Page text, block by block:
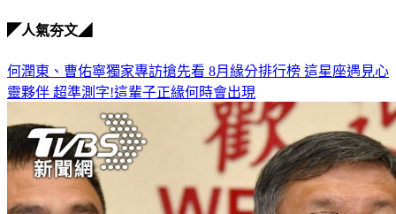
◤人氣夯文◢
何潤東、曹佑寧獨家專訪搶先看 8月緣分排行榜 這星座遇見心
靈夥伴 超準測字!這輩子正緣何時會出現